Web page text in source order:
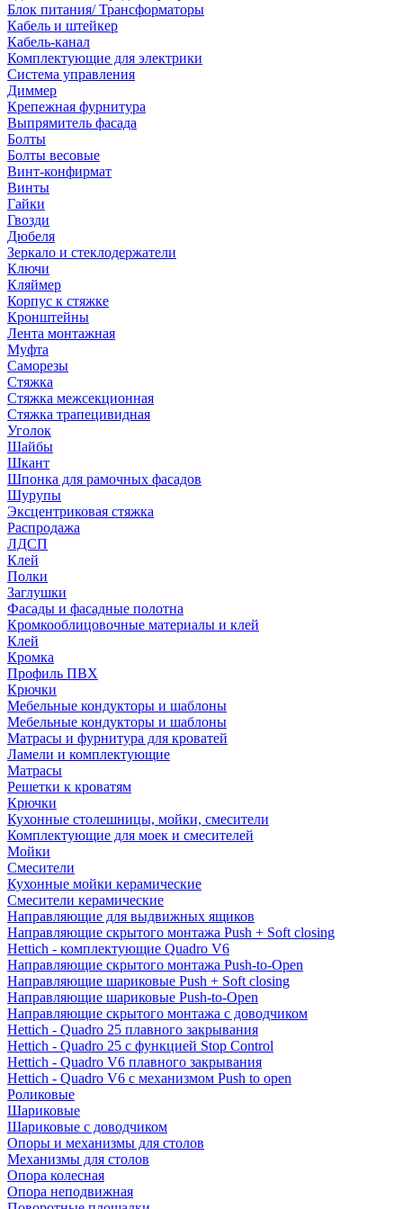
Блок питания/ Трансформаторы
Кабель и штейкер
Кабель-канал
Комплектующие для электрики
Система управления
Диммер
Крепежная фурнитура
Выпрямитель фасада
Болты
Болты весовые
Винт-конфирмат
Винты
Гайки
Гвозди
Дюбеля
Зеркало и стеклодержатели
Ключи
Кляймер
Корпус к стяжке
Кронштейны
Лента монтажная
Муфта
Саморезы
Стяжка
Стяжка межсекционная
Стяжка трапецивидная
Уголок
Шайбы
Шкант
Шпонка для рамочных фасадов
Шурупы
Эксцентриковая стяжка
Распродажа
ЛДСП
Клей
Полки
Заглушки
Фасады и фасадные полотна
Кромкооблицовочные материалы и клей
Клей
Кромка
Профиль ПВХ
Крючки
Мебельные кондукторы и шаблоны
Мебельные кондукторы и шаблоны
Матрасы и фурнитура для кроватей
Ламели и комплектующие
Матрасы
Решетки к кроватям
Крючки
Кухонные столешницы, мойки, смесители
Комплектующие для моек и смесителей
Мойки
Смесители
Кухонные мойки керамические
Смесители керамические
Направляющие для выдвижных ящиков
Направляющие скрытого монтажа Push + Soft closing
Hettich - комплектующие Quadro V6
Направляющие скрытого монтажа Push-to-Open
Направляющие шариковые Push + Soft closing
Направляющие шариковые Push-to-Open
Направляющие скрытого монтажа с доводчиком
Hettich - Quadro 25 плавного закрывания
Hettich - Quadro 25 с функцией Stop Control
Hettich - Quadro V6 плавного закрывания
Hettich - Quadro V6 с механизмом Push to open
Роликовые
Шариковые
Шариковые с доводчиком
Опоры и механизмы для столов
Механизмы для столов
Опора колесная
Опора неподвижная